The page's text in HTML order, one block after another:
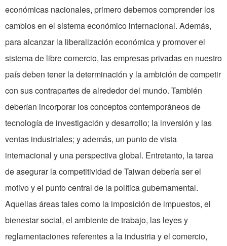
económicas nacionales, primero debemos comprender los
cambios en el sistema económico internacional. Además,
para alcanzar la liberalización económica y promover el
sistema de libre comercio, las empresas privadas en nuestro
país deben tener la determinación y la ambición de competir
con sus contrapartes de alrededor del mundo. También
deberían incorporar los conceptos contemporáneos de
tecnología de investigación y desarrollo; la inversión y las
ventas industriales; y además, un punto de vista
internacional y una perspectiva global. Entretanto, la tarea
de asegurar la competitividad de Taiwan debería ser el
motivo y el punto central de la política gubernamental.
Aquellas áreas tales como la imposición de impuestos, el
bienestar social, el ambiente de trabajo, las leyes y
reglamentaciones referentes a la industria y el comercio,